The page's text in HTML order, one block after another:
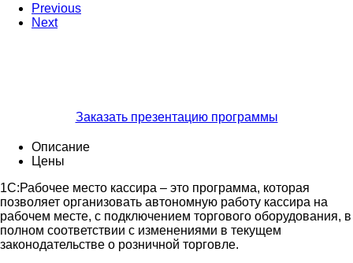
Previous
Next
Заказать презентацию программы
Описание
Цены
1С:Рабочее место кассира – это программа, которая
позволяет организовать автономную работу кассира на
рабочем месте, с подключением торгового оборудования, в
полном соответствии с изменениями в текущем
законодательстве о розничной торговле.